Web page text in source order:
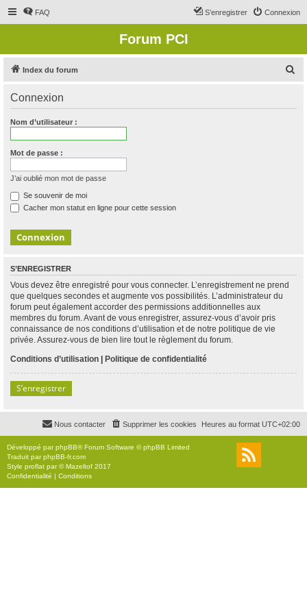
FAQ Connexion
S’enregistrer
Forum PCI
Index du forum
Connexion
Nom d’utilisateur :
Mot de passe :
J’ai oublié mon mot de passe
Se souvenir de moi
Cacher mon statut en ligne pour cette session
S’ENREGISTRER
Vous devez être enregistré pour vous connecter. L’enregistrement ne prend
que quelques secondes et augmente vos possibilités. L’administrateur du
forum peut également accorder des permissions additionnelles aux
membres du forum. Avant de vous enregistrer, assurez-vous d’avoir pris
connaissance de nos conditions d’utilisation et de notre politique de vie
privée. Assurez-vous de bien lire tout le règlement du forum.
Conditions d’utilisation | Politique de confidentialité
S’enregistrer
Heures au format UTC+02:00
Supprimer les cookies
Nous contacter
Développé parphpBB® Forum Software © phpBB Limited
Traduit parphpBB-fr.com
Style proflat par ©Mazeltof 2017
Confidentialité | Conditions